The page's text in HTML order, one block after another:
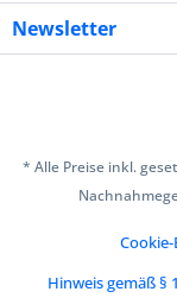
Newsletter
* Alle Preise inkl.
Hinweis gemäß §